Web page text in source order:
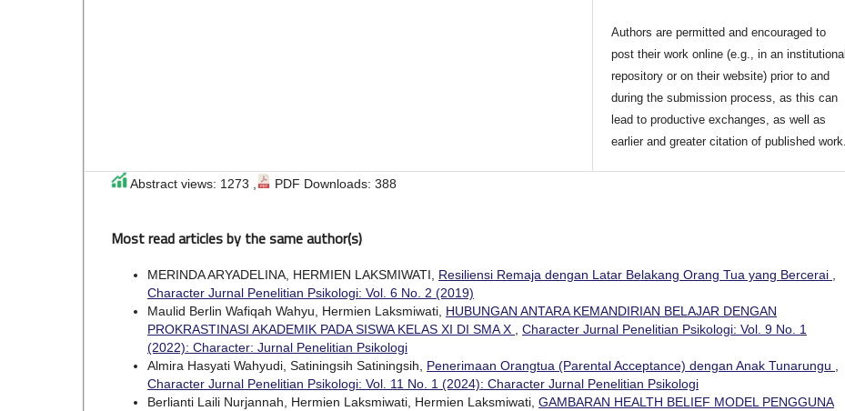
Authors are permitted and encouraged to
post their work online (e.g., in an institutional
repository or on their website) prior to and
during the submission process, as this can
lead to productive exchanges, as well as
earlier and greater citation of published work.
Abstract views: 1273 , PDF Downloads: 388
Most read articles by the same author(s)
MERINDA ARYADELINA, HERMIEN LAKSMIWATI, Resiliensi Remaja dengan Latar Belakang Orang Tua yang Bercerai
Character Jurnal Penelitian Psikologi: Vol. 6 No. 2 (2019)
Maulid Berlin Wafiqah Wahyu, Hermien Laksmiwati, HUBUNGAN ANTARA KEMANDIRIAN BELAJAR DENGAN
PROKRASTINASI AKADEMIK PADA SISWA KELAS XI DI SMA X
Character Jurnal Penelitian Psikologi: Vol. 9 No. 1
(2022): Character: Jurnal Penelitian Psikologi
Almira Hasyati Wahyudi, Satiningsih Satiningsih, Penerimaan Orangtua (Parental Acceptance) dengan Anak Tunarungu
Character Jurnal Penelitian Psikologi: Vol. 11 No. 1 (2024): Character Jurnal Penelitian Psikologi
Berlianti Laili Nurjannah, Hermien Laksmiwati, Hermien Laksmiwati, GAMBARAN HEALTH BELIEF MODEL PENGGUNA